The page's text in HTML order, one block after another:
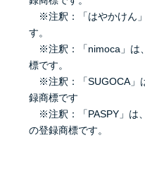
※注釈：「はやかけん
す。
※注釈：「nimoca」は
標です。
※注釈：「SUGOCA」
録商標です
※注釈：「PASPY」は
の登録商標です。